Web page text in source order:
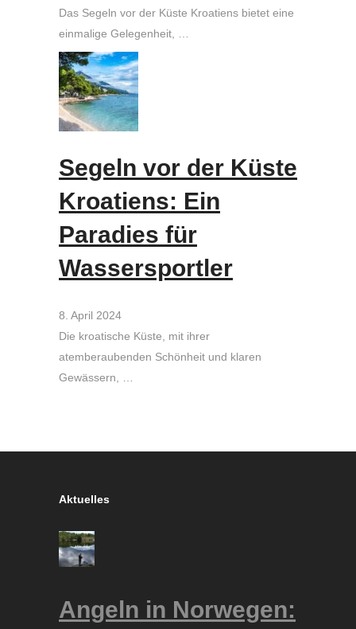
Das Segeln vor der Küste Kroatiens bietet eine
einmalige Gelegenheit, …
Segeln vor der Küste
Kroatiens: Ein
Paradies für
Wassersportler
8. April 2024
Die kroatische Küste, mit ihrer
atemberaubenden Schönheit und klaren
Gewässern, …
Aktuelles
Angeln in Norwegen: